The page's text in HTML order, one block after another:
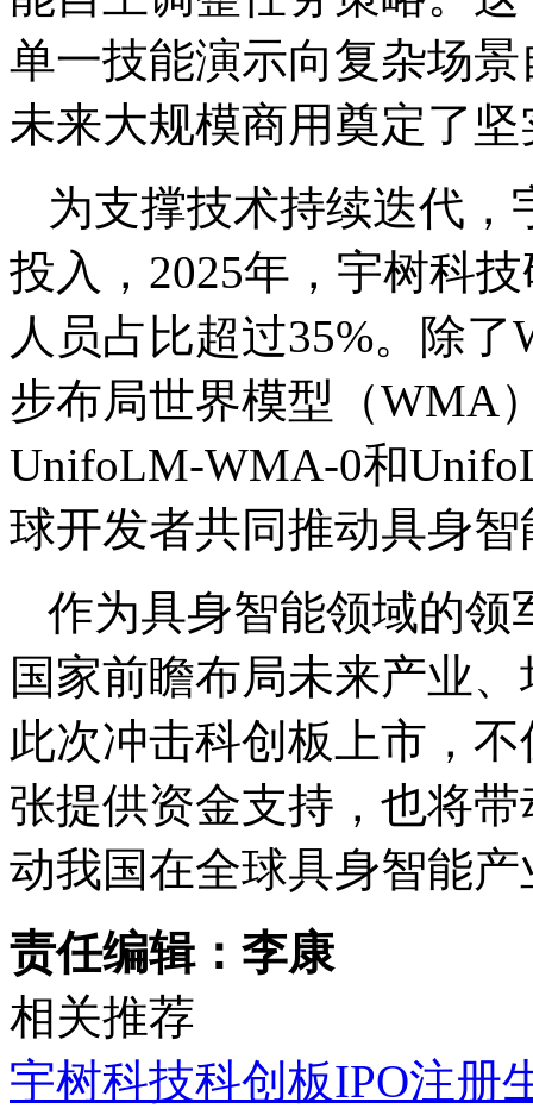
单一技能演示向复杂场
未来大规模商用奠定了
为支撑技术持续迭代
投入，2025年，宇树科
人员占比超过35%。除
步布局世界模型（WMA
UnifoLM-WMA-0和
球开发者共同推动具身
作为具身智能领域的领
国家前瞻布局未来产业
此次冲击科创板上市，
张提供资金支持，也将
动我国在全球具身智能
责任编辑：李康
相关推荐
宇树科技科创板IPO注册